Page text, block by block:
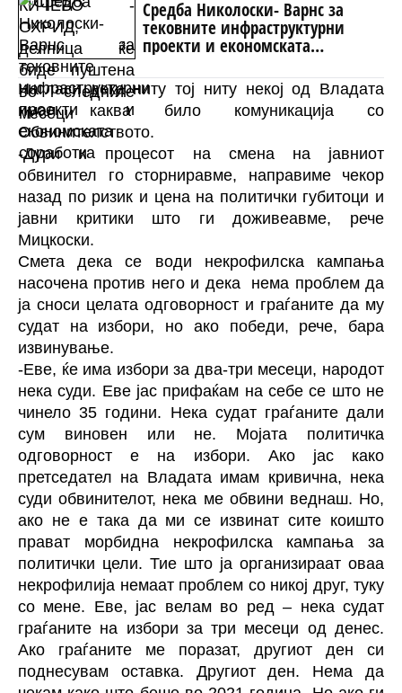
Средба Николоски- Варнс за
тековните инфраструктурни
проекти и економската
Нагласи дека ниту тој ниту некој од Владата
имал каква било комуникација со
Обвинителството.
-Дури и процесот на смена на јавниот
обвинител го сторниравме, направиме чекор
назад по ризик и цена на политички губитоци и
јавни критики што ги доживеавме, рече
Мицкоски.
Смета дека се води некрофилска кампања
насочена против него и дека нема проблем да
ја сноси целата одговорност и граѓаните да му
судат на избори, но ако победи, рече, бара
извинување.
-Еве, ќе има избори за два-три месеци, народот
нека суди. Еве јас прифаќам на себе се што не
чинело 35 години. Нека судат граѓаните дали
сум виновен или не. Мојата политичка
одговорност е на избори. Ако јас како
претседател на Владата имам кривична, нека
суди обвинителот, нека ме обвини веднаш. Но,
ако не е така да ми се извинат сите коишто
прават морбидна некрофилска кампања за
политички цели. Тие што ја организираат оваа
некрофилија немаат проблем со никој друг, туку
со мене. Еве, јас велам во ред – нека судат
граѓаните на избори за три месеци од денес.
Ако граѓаните ме поразат, другиот ден си
поднесувам оставка. Другиот ден. Нема да